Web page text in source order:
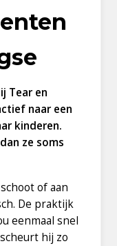
Tear en
naar een
kinderen.
ze soms
of aan
De praktijk
eenmaal snel
hij zo